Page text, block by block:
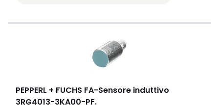
PEPPERL + FUCHS FA-Sensore induttivo
3RG4013-3KA00-PF.